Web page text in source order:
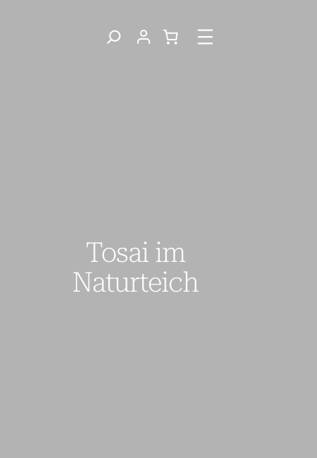
Tosai im
Naturteich